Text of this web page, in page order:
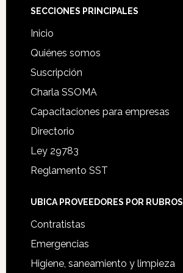
Footer
SECCIONES PRINCIPALES
Inicio
Quiénes somos
Suscripción
Charla SSOMA
Capacitaciones para empresas
Directorio
Ley 29783
Reglamento SST
UBICA PROVEEDORES POR RUBROS
Contratistas
Emergencias
Higiene, saneamiento y limpieza